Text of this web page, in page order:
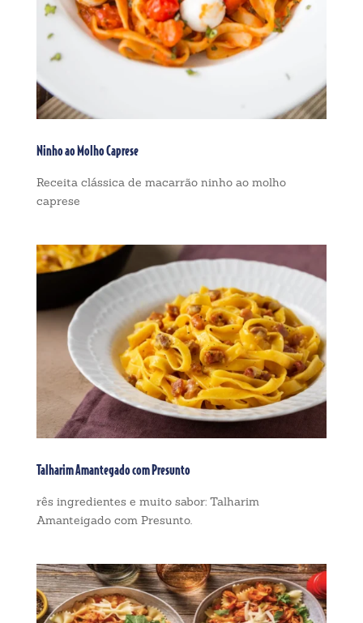
Ninho ao Molho Caprese
Receita clássica de macarrão ninho ao molho
caprese
Talharim Amantegado com Presunto
rês ingredientes e muito sabor: Talharim
Amanteigado com Presunto.